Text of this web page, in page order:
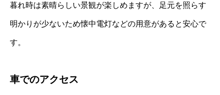
暮れ時は素晴らしい景観が楽しめますが、足元を照らす
明かりが少ないため懐中電灯などの用意があると安心で
す。
車でのアクセス